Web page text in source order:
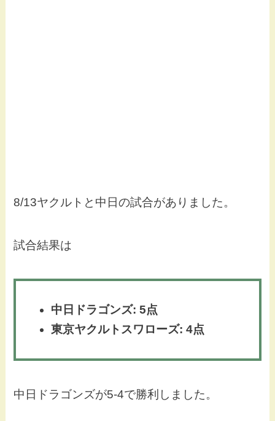
8/13ヤクルトと中日の試合がありました。
試合結果は
中日ドラゴンズ: 5点
東京ヤクルトスワローズ: 4点
中日ドラゴンズが5-4で勝利しました。